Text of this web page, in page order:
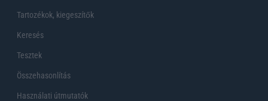
Tartozékok, kiegeszítők
Keresés
Tesztek
Összehasonlítás
Használati útmutatók